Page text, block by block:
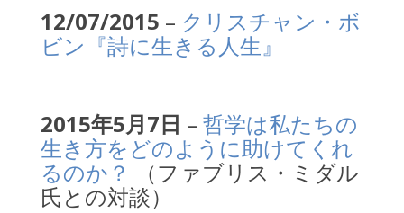
12/07/2015 – クリスチャン・ボ
ビン『詩に生きる人生』
2015年5月7日 – 哲学は私たちの
生き方をどのように助けてくれ
るのか？
（ファブリス・ミダル
氏との対談）